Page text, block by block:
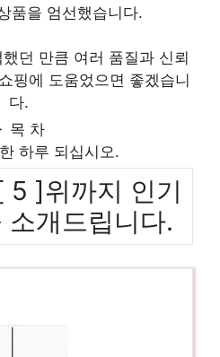
품을 엄선했습니다.
던 만큼 여러 품질과 신뢰
핑에 도움었으면 좋겠습니
다.
목 차
하루 되십시오.
5 ]위까지 인기
소개드립니다.